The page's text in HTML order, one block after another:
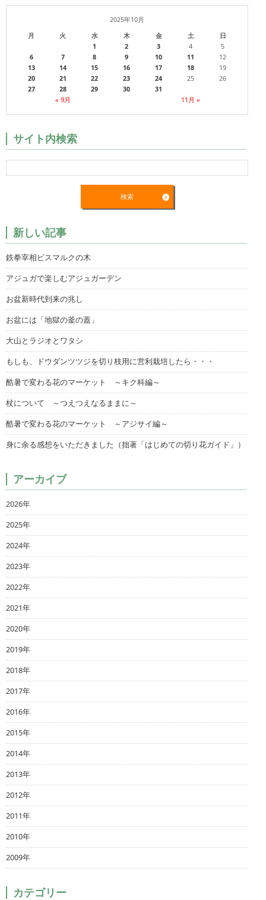
2025年10月
月
火 水 木 金 土 日
« 9月 11月 »
1 2 3 4
5
6
7 8 9 10 11
12
13
14 15 16 17 18
19
20
21 22 23 24 25
26
27
28 29 30 31
サイト内検索
新しい記事
鉄拳宰相ビスマルクの木
アジュガで楽しむアジュガーデン
お盆新時代到来の兆し
お盆には「地獄の釜の蓋」
大山とラジオとワタシ
もしも、ドウダンツツジを切り枝用に営利栽培したら・・・
酷暑で変わる花のマーケット ～キク科編～
杖について ～つえつえなるままに～
酷暑で変わる花のマーケット ～アジサイ編～
身に余る感想をいただきました（拙著「はじめての切り花ガイド」）
アーカイブ
2026年
2025年
2024年
2023年
2022年
2021年
2020年
2019年
2018年
2017年
2016年
2015年
2014年
2013年
2012年
2011年
2010年
2009年
カテゴリー